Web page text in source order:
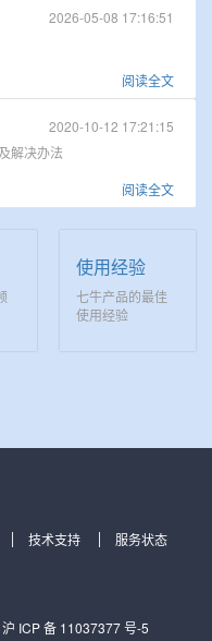
阅读全文
2026-05-08 17:16:51
解决办法
阅读全文
2020-10-12 17:21:15
使用经验
七牛产品的最佳
使用经验
技术支持
服务状态
沪 ICP 备 11037377 号-5